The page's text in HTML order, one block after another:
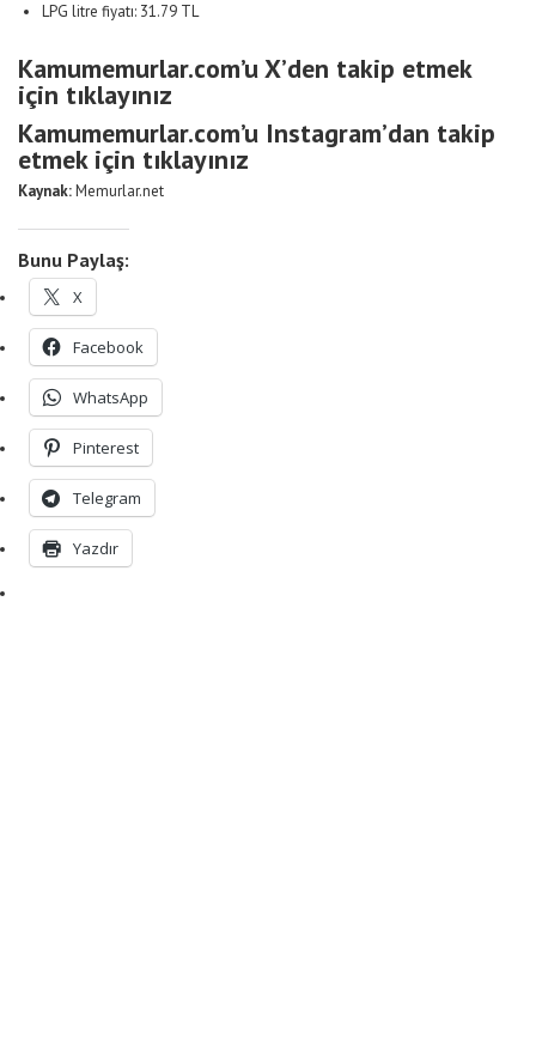
LPG litre fiyatı: 31.79 TL
Kamumemurlar.com’u X’den takip etmek
için tıklayınız
Kamumemurlar.com’u Instagram’dan takip
etmek için tıklayınız
Kaynak:Memurlar.net
Bunu Paylaş:
X
Facebook
WhatsApp
Pinterest
Telegram
Yazdır